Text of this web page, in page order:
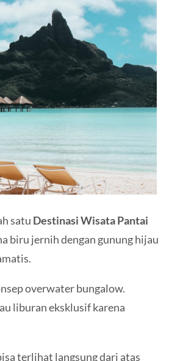
satu Destinasi Wisata Pantai
biru jernih dengan gunung hijau
overwater bungalow.
liburan eksklusif karena
terlihat langsung dari atas